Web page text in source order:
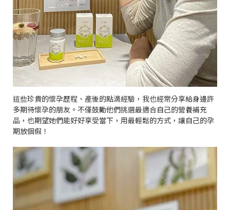
這些珍貴的懷孕歷程、產後的點滴經驗，我也經常分享給身邊許
多期待懷孕的朋友。不僅鼓勵他們挑選最適合自己的營養補充
品，也期望她們能好好享受當下，用最輕鬆的方式，讓自己的孕
期放個假！